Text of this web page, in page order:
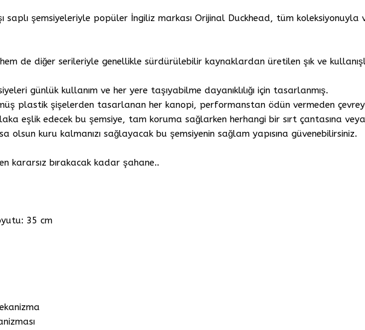
saplı şemsiyeleriyle popüler İngiliz markası Orijinal Duckhead, tüm
de diğer serileriyle genellikle sürdürülebilir kaynaklardan üretilen şık ve
günlük kullanım ve her yere taşıyabilme dayanıklılığı için tasarlanmış.
plastik şişelerden tasarlanan her kanopi, performanstan ödün vermeden
eşlik edecek bu şemsiye, tam koruma sağlarken herhangi bir sırt çantasına
olsun kuru kalmanızı sağlayacak bu şemsiyenin sağlam yapısına güvenebilirsiniz.
kararsız bırakacak kadar şahane..
35 cm